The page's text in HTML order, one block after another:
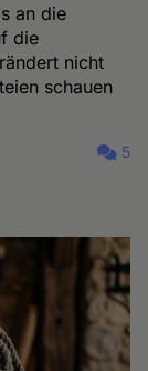
an die
die
nicht
schauen
5